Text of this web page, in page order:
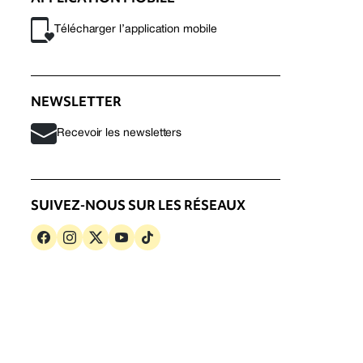
Télécharger l’application mobile
NEWSLETTER
Recevoir les newsletters
SUIVEZ-NOUS SUR LES RÉSEAUX